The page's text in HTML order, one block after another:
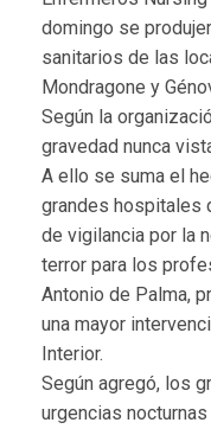
domingo se
sanitarios de las
Mondragone y
Según la
gravedad nunca
A ello se suma el
grandes hospitales
de vigilancia por la
terror para los
Antonio de Palma,
una mayor
Interior.
Según agregó, los
urgencias